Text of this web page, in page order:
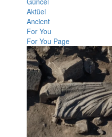
Aktüel
Ancient
For You
For You Page